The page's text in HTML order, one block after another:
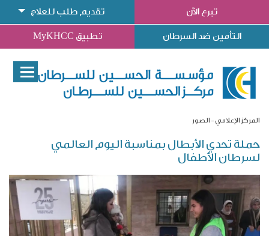
تبرع الآن تقديم طلب للعلاج
التأمين ضد السرطان تطبيق MyKHCC
المركز الإعلامي الصور
حملة تحدي الأبطال بمناسبة اليوم العالمي
لسرطان الأطفال